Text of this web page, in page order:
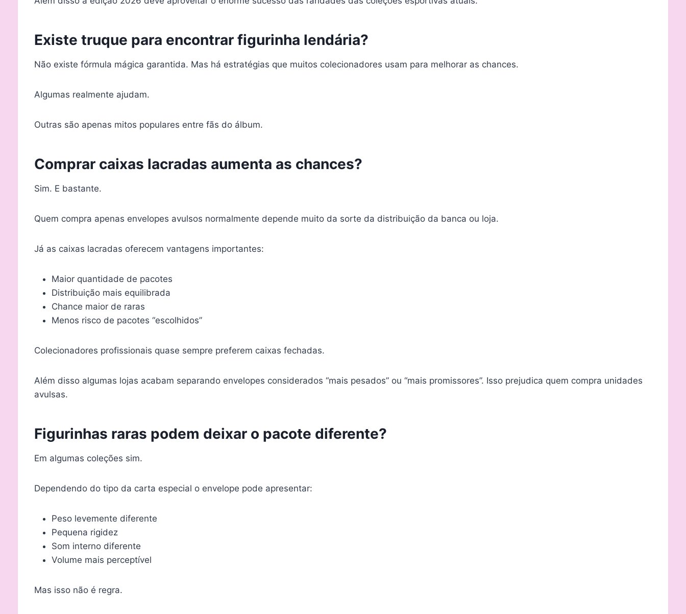
Existe truque para encontrar figurinha lendária?
Não existe fórmula mágica garantida. Mas há estratégias que muitos colecionadores usam para melhorar as chances.
Algumas realmente ajudam.
Outras são apenas mitos populares entre fãs do álbum.
Comprar caixas lacradas aumenta as chances?
Sim. E bastante.
Quem compra apenas envelopes avulsos normalmente depende muito da sorte da distribuição da banca ou loja.
Já as caixas lacradas oferecem vantagens importantes:
Maior quantidade de pacotes
Distribuição mais equilibrada
Chance maior de raras
Menos risco de pacotes “escolhidos”
Colecionadores profissionais quase sempre preferem caixas fechadas.
Além disso algumas lojas acabam separando envelopes considerados “mais pesados” ou “mais promissores”. Isso prejudica quem compra unidades
avulsas.
Figurinhas raras podem deixar o pacote diferente?
Em algumas coleções sim.
Dependendo do tipo da carta especial o envelope pode apresentar:
Peso levemente diferente
Pequena rigidez
Som interno diferente
Volume mais perceptível
Mas isso não é regra.